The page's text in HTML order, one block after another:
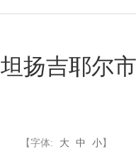
扬吉耶尔
【字体: 大 中 小 】